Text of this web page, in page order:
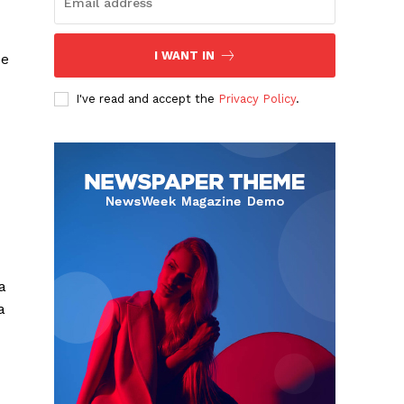
Albert Pujols
I WANT IN
I've read and accept the Privacy Policy.